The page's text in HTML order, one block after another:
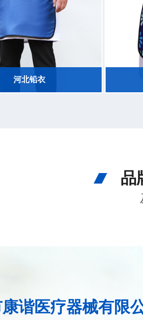
河北铅衣
品
谐医疗器械有限